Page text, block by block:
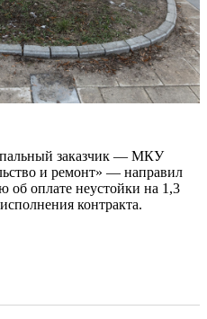
заказчик — МКУ
и ремонт» — направил
оплате неустойки на 1,3
контракта.